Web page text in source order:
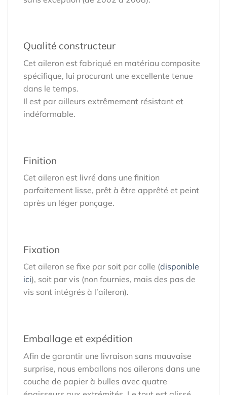
Qualité constructeur
Cet aileron est fabriqué en matériau composite
spécifique, lui procurant une excellente tenue
dans le temps.
Il est par ailleurs extrêmement résistant et
indéformable.
Finition
Cet aileron est livré dans une finition
parfaitement lisse, prêt à être apprêté et peint
après un léger ponçage.
Fixation
Cet aileron se fixe par soit par colle (disponible
ici), soit par vis (non fournies, mais des pas de
vis sont intégrés à l’aileron).
Emballage et expédition
Afin de garantir une livraison sans mauvaise
surprise, nous emballons nos ailerons dans une
couche de papier à bulles avec quatre